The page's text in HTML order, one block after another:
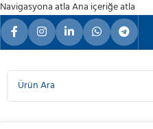
Navigasyona atlaAna içeriğe atla